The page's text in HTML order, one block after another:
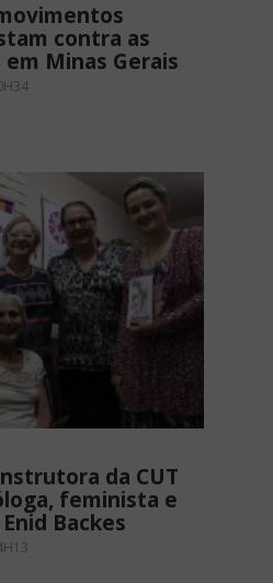
contra as
Minas Gerais
da CUT
feminista e
Backes